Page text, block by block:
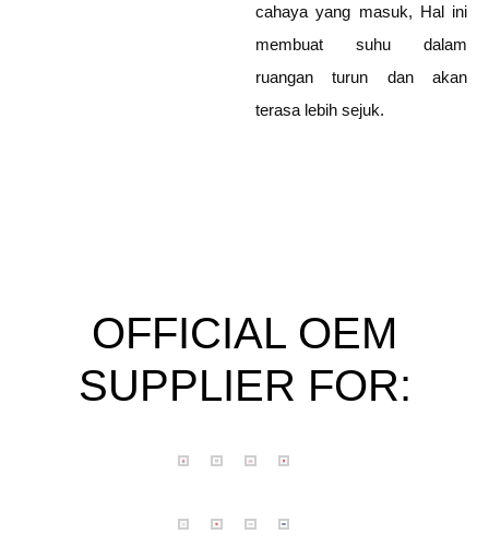
cahaya yang masuk, Hal ini
membuat suhu dalam
ruangan turun dan akan
terasa lebih sejuk.
OFFICIAL OEM
SUPPLIER FOR: